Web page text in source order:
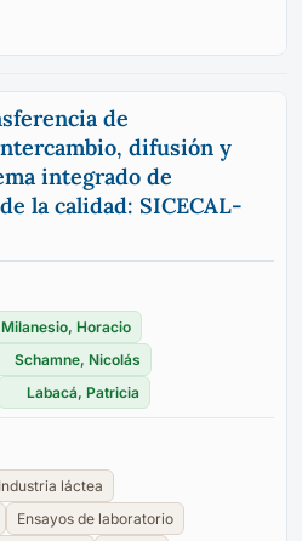
de
difusión y
integrado de
la calidad: SICECAL-
Milanesio, Horacio
Schamne, Nicolás
Labacá, Patricia
Industria láctea
Ensayos de laboratorio